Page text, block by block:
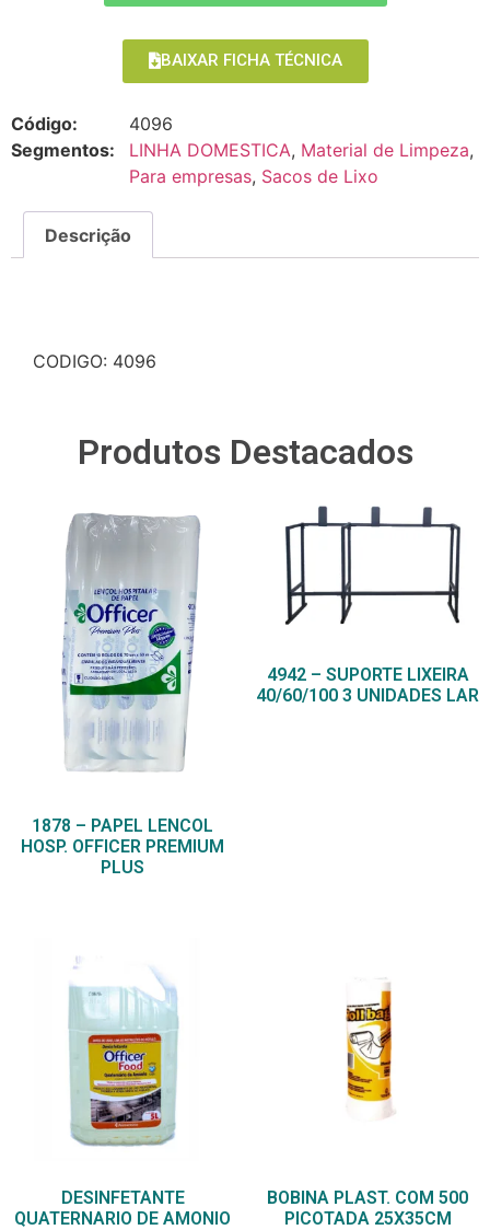
BAIXAR FICHA TÉCNICA
Código:
4096
Segmentos:
LINHA DOMESTICA, Material de Limpeza,
Para empresas, Sacos de Lixo
Descrição
CODIGO: 4096
Produtos Destacados
1878 – PAPEL LENCOL
HOSP. OFFICER PREMIUM
PLUS
4942 – SUPORTE LIXEIRA
40/60/100 3 UNIDADES LAR
DESINFETANTE
QUATERNARIO DE AMONIO
BOBINA PLAST. COM 500
PICOTADA 25X35CM